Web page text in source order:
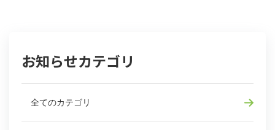
お知らせカテゴリ
全てのカテゴリ